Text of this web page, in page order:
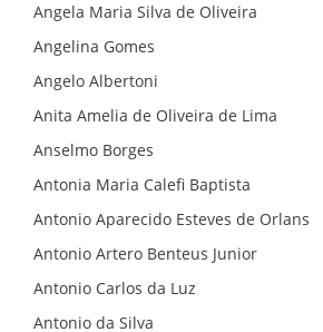
Angela Maria Silva de Oliveira
Angelina Gomes
Angelo Albertoni
Anita Amelia de Oliveira de Lima
Anselmo Borges
Antonia Maria Calefi Baptista
Antonio Aparecido Esteves de Orlans
Antonio Artero Benteus Junior
Antonio Carlos da Luz
Antonio da Silva